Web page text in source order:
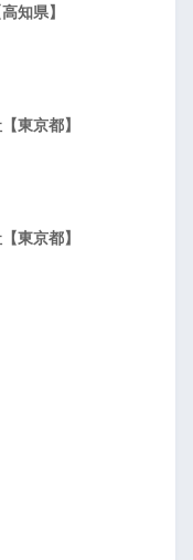
知県】
東京都】
東京都】